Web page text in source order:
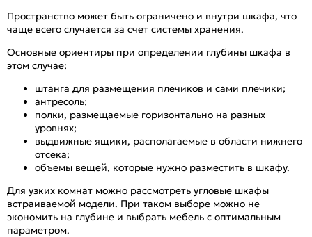
Пространство может быть ограничено и внутри шкафа, что
чаще всего случается за счет системы хранения.
Основные ориентиры при определении глубины шкафа в
этом случае:
штанга для размещения плечиков и сами плечики;
антресоль;
полки, размещаемые горизонтально на разных
уровнях;
выдвижные ящики, располагаемые в области нижнего
отсека;
объемы вещей, которые нужно разместить в шкафу.
Для узких комнат можно рассмотреть угловые шкафы
встраиваемой модели. При таком выборе можно не
экономить на глубине и выбрать мебель с оптимальным
параметром.